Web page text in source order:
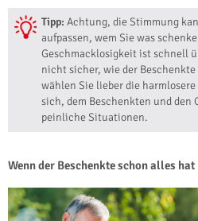
Tipp: Achtung, die Stimmung
aufpassen, wem Sie was
Geschmacklosigkeit ist schnell
nicht sicher, wie der
wählen Sie lieber die
sich, dem Beschenkten und den
peinliche Situationen.
Wenn der Beschenkte schon alles hat